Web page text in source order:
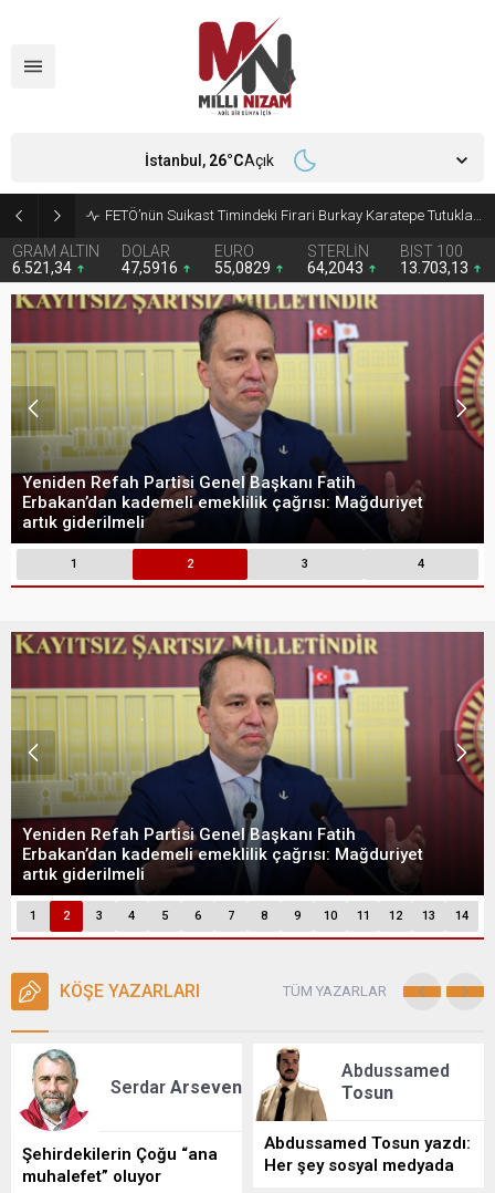
FETÖ’nün Suikast Timindeki Firari Burkay Karatepe Tutuklandı
GRAM ALTIN
6.521,34
DOLAR
47,5916
EURO
55,0829
STERLİN
64,2043
BIST 100
13.703,13
İstanbul, 26°CAçık
Yeniden Refah Partisi Genel Başkanı Fatih
Erbakan’dan kademeli emeklilik çağrısı: Mağduriyet
artık giderilmeli
1 2 3 4
Yeniden Refah Partisi Genel Başkanı Fatih
Erbakan’dan kademeli emeklilik çağrısı: Mağduriyet
artık giderilmeli
1 2 3 4 5 6 7 8 9 10 11 12 13 14
KÖŞE YAZARLARI TÜM YAZARLAR
Serdar Arseven
Şehirdekilerin Çoğu “ana
muhalefet” oluyor
Abdussamed
Tosun
Abdussamed Tosun yazdı:
Her şey sosyal medyada